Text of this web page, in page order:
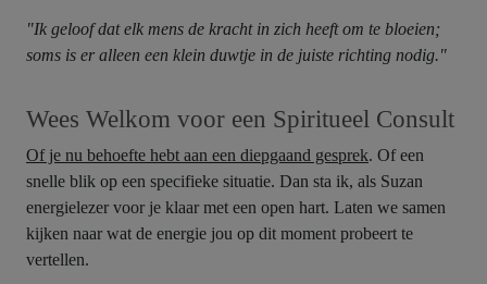
"Ik geloof dat elk mens de kracht in zich heeft om te bloeien;
soms is er alleen een klein duwtje in de juiste richting nodig."
Wees Welkom voor een Spiritueel Consult
Of je nu behoefte hebt aan een diepgaand gesprek. Of een
snelle blik op een specifieke situatie. Dan sta ik, als Suzan
energielezer voor je klaar met een open hart. Laten we samen
kijken naar wat de energie jou op dit moment probeert te
vertellen.